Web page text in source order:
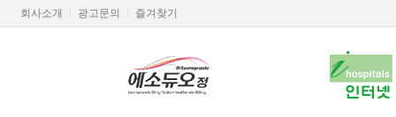
회사소개 광고문의 즐겨찾기